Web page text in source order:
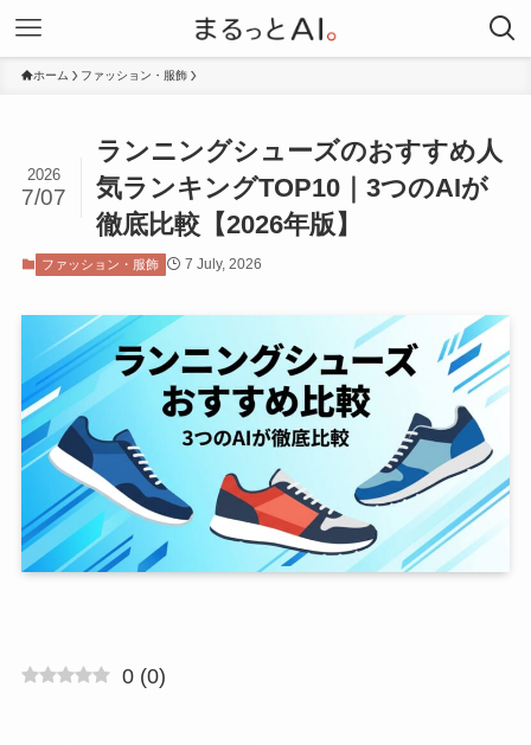
ホーム ファッション・服飾
ランニングシューズのおすすめ人
気ランキングTOP10｜3つのAIが
徹底比較【2026年版】
2026
7/07
ファッション・服飾 7 July, 2026
0 (0)